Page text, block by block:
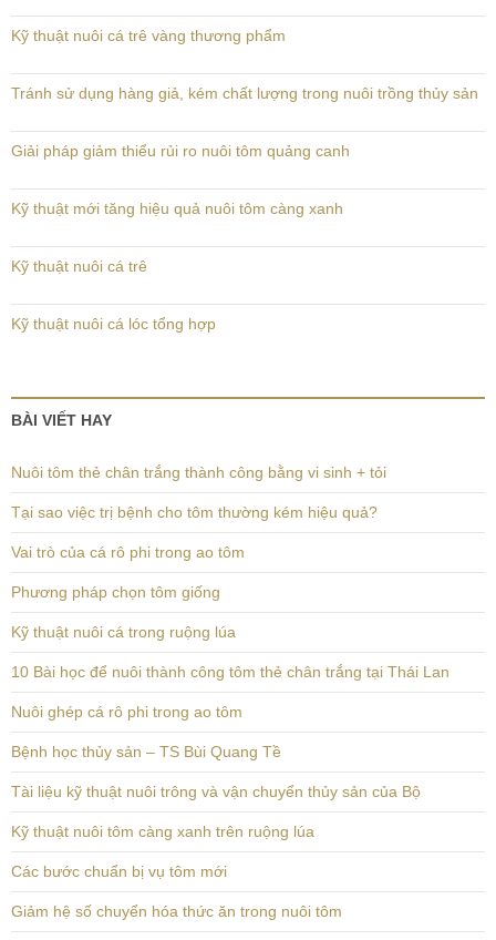
Kỹ thuật nuôi cá trê vàng thương phẩm
Tránh sử dụng hàng giả, kém chất lượng trong nuôi trồng thủy sản
Giải pháp giảm thiểu rủi ro nuôi tôm quảng canh
Kỹ thuật mới tăng hiệu quả nuôi tôm càng xanh
Kỹ thuật nuôi cá trê
Kỹ thuật nuôi cá lóc tổng hợp
BÀI VIẾT HAY
Nuôi tôm thẻ chân trắng thành công bằng vi sinh + tỏi
Tại sao việc trị bệnh cho tôm thường kém hiệu quả?
Vai trò của cá rô phi trong ao tôm
Phương pháp chọn tôm giống
Kỹ thuật nuôi cá trong ruộng lúa
10 Bài học để nuôi thành công tôm thẻ chân trắng tại Thái Lan
Nuôi ghép cá rô phi trong ao tôm
Bệnh học thủy sản – TS Bùi Quang Tề
Tài liệu kỹ thuật nuôi trông và vận chuyển thủy sản của Bộ
Kỹ thuật nuôi tôm càng xanh trên ruộng lúa
Các bước chuẩn bị vụ tôm mới
Giảm hệ số chuyển hóa thức ăn trong nuôi tôm